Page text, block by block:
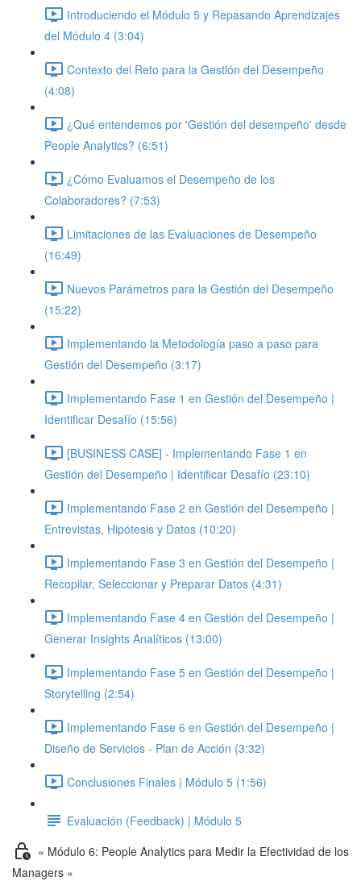
Introduciendo el Módulo 5 y Repasando Aprendizajes
del Módulo 4 (3:04)
Contexto del Reto para la Gestión del Desempeño
(4:08)
¿Qué entendemos por 'Gestión del desempeño' desde
People Analytics? (6:51)
¿Cómo Evaluamos el Desempeño de los
Colaboradores? (7:53)
Limitaciones de las Evaluaciones de Desempeño
(16:49)
Nuevos Parámetros para la Gestión del Desempeño
(15:22)
Implementando la Metodología paso a paso para
Gestión del Desempeño (3:17)
Implementando Fase 1 en Gestión del Desempeño |
Identificar Desafío (15:56)
[BUSINESS CASE] - Implementando Fase 1 en
Gestión del Desempeño | Identificar Desafío (23:10)
Implementando Fase 2 en Gestión del Desempeño |
Entrevistas, Hipótesis y Datos (10:20)
Implementando Fase 3 en Gestión del Desempeño |
Recopilar, Seleccionar y Preparar Datos (4:31)
Implementando Fase 4 en Gestión del Desempeño |
Generar Insights Analíticos (13:00)
Implementando Fase 5 en Gestión del Desempeño |
Storytelling (2:54)
Implementando Fase 6 en Gestión del Desempeño |
Diseño de Servicios - Plan de Acción (3:32)
Conclusiones Finales | Módulo 5 (1:56)
Evaluación (Feedback) | Módulo 5
« Módulo 6: People Analytics para Medir la Efectividad de los
Managers »